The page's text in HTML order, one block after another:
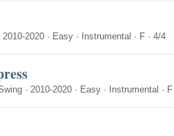
2010-2020 · Easy · Instrumental · F · 4/4
· 2010-2020 · Easy · Instrumental · F